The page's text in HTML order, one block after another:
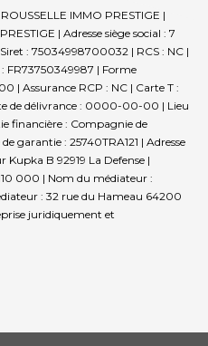
IMMO PRESTIGE |
| Adresse siège social : 7
: 75034998700032 | RCS : NC |
| Forme
| Assurance RCP : NC | Carte T :
de délivrance : 0000-00-00 | Lieu
financière : Compagnie de
garantie : 25740TRA121 | Adresse
Kupka B 92919 La Defense |
000 | Nom du médiateur :
: 32 rue du Hameau 64200
juridiquement et